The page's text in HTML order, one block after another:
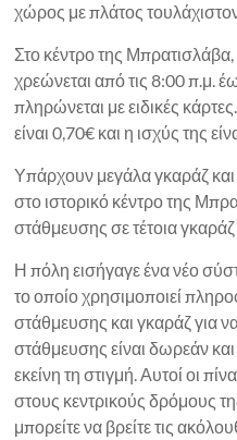
χώρος με πλάτος
Στο κέντρο της
χρεώνεται από τις 8:00 π.μ.
πληρώνεται με ειδικές
είναι 0,70€ και η ισχύς της
Υπάρχουν μεγάλα γκαράζ
στο ιστορικό κέντρο της
στάθμευσης σε τέτοια γκαράζ
Η πόλη εισήγαγε ένα νέο
το οποίο χρησιμοποιεί
στάθμευσης και γκαράζ για να
στάθμευσης είναι δωρεάν και
εκείνη τη στιγμή. Αυτοί οι
στους κεντρικούς δρόμους
μπορείτε να βρείτε τις